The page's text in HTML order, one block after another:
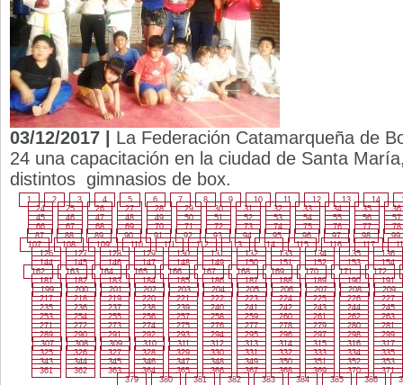
03/12/2017 | La Federación Catamarqueña de
24 una capacitación en la ciudad de Santa
distintos gimnasios de box.
1 2 3 4 5 6 7 8 9 10 11 12 13 14
24
25 26 27 28 29 30 31 32 33 34 35
36
45
46 47 48 49 50 51 52 53 54 55 56
57
66
67 68 69 70 71 72 73 74 75 76 77
78
87
88 89 90 91 92 93 94 95 96 97 98
99
107
108 109 110 111 112 113 114 115 116 117
126
127 128 129 130 131 132 133 134 135
136
144
145 146 147 148 149 150 151 152 153
154
162
163 164 165 166 167 168 169 170 171
172
181
182 183 184 185 186 187 188 189 190
191
199
200 201 202 203 204 205 206 207 208
209
217
218 219 220 221 222 223 224 225 226
227
235
236 237 238 239 240 241 242 243 244
245
253
254 255 256 257 258 259 260 261 262
263
271
272 273 274 275 276 277 278 279 280
281
289
290 291 292 293 294 295 296 297 298
299
307
308 309 310 311 312 313 314 315 316
317
325
326 327 328 329 330 331 332 333 334
335
343
344 345 346 347 348 349 350 351 352
353
361
362 363 364 365 366 367 368 369 370
371
379
380 381 382 383 384 385 386